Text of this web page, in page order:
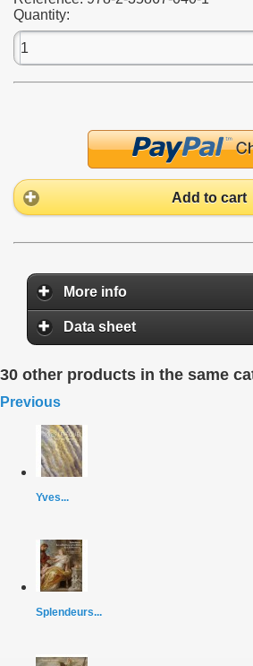
Quantity:
Add to cart
More info
Data sheet
30 other products in the same
Previous
Yves...
Splendeurs...